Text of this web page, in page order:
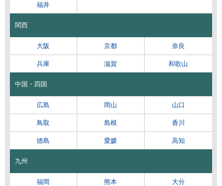
福井
関西
大阪 京都 奈良
兵庫 滋賀 和歌山
中国・四国
広島 岡山 山口
鳥取 島根 香川
徳島 愛媛 高知
九州
福岡 熊本 大分